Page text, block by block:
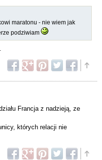
maratonu - nie wiem jak
podziwiam
Francja z nadzieją, ze
których relacji nie